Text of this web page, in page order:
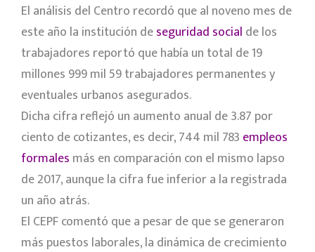
El análisis del Centro recordó que al noveno mes de
este año la institución deseguridad social de los
trabajadores reportó que había un total de 19
millones 999 mil 59 trabajadores permanentes y
eventuales urbanos asegurados.
Dicha cifra reflejó un aumento anual de 3.87 por
ciento de cotizantes, es decir, 744 mil 783 empleos
formales más en comparación con el mismo lapso
de 2017, aunque la cifra fue inferior a la registrada
un año atrás.
El CEPF comentó que a pesar de que se generaron
más puestos laborales, la dinámica de crecimiento